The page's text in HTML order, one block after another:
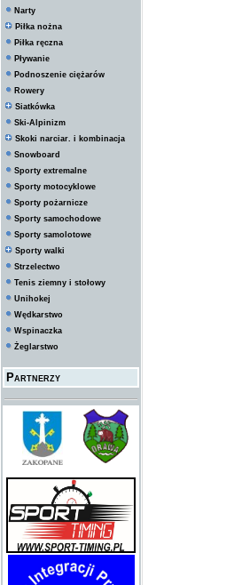
Narty
Piłka nożna
Piłka ręczna
Pływanie
Podnoszenie ciężarów
Rowery
Siatkówka
Ski-Alpinizm
Skoki narciar. i kombinacja
Snowboard
Sporty extremalne
Sporty motocyklowe
Sporty pożarnicze
Sporty samochodowe
Sporty samolotowe
Sporty walki
Strzelectwo
Tenis ziemny i stołowy
Unihokej
Wędkarstwo
Wspinaczka
Żeglarstwo
Partnerzy